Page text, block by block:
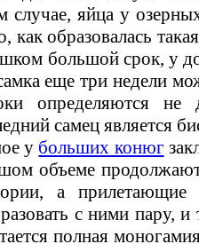
случае, яйца у
как образовалась
большой срок, у
еще три недели
определяются
самец является
у больших конюг
объеме
а
с ними пару, и
полная